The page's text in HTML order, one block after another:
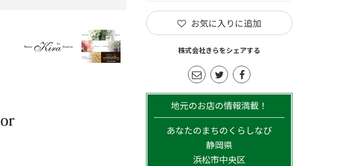
お気に入りに追加
株式会社きらをシェアする
地元のお店の情報満載！
あなたのまちのくらしなび
静岡県
浜松市中央区